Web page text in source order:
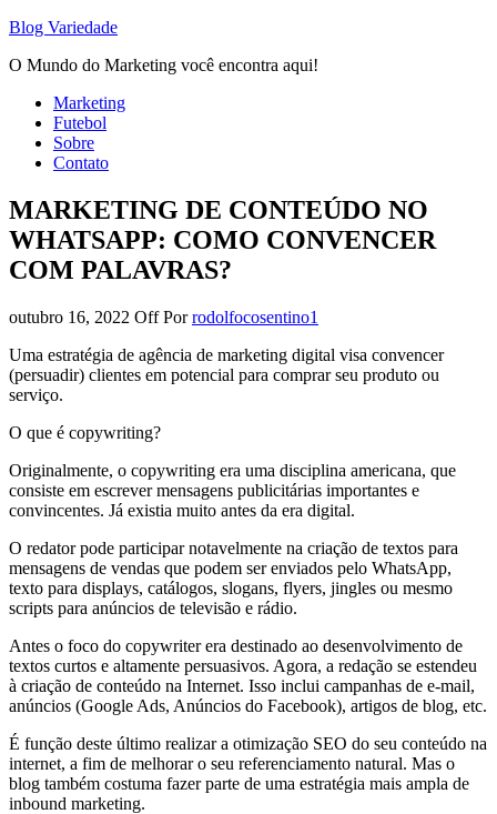
Blog Variedade
O Mundo do Marketing você encontra aqui!
Marketing
Futebol
Sobre
Contato
MARKETING DE CONTEÚDO NO
WHATSAPP: COMO CONVENCER
COM PALAVRAS?
outubro 16, 2022 OffPor rodolfocosentino1
Uma estratégia de agência de marketing digital visa convencer
(persuadir) clientes em potencial para comprar seu produto ou
serviço.
O que é copywriting?
Originalmente, o copywriting era uma disciplina americana, que
consiste em escrever mensagens publicitárias importantes e
convincentes. Já existia muito antes da era digital.
O redator pode participar notavelmente na criação de textos para
mensagens de vendas que podem ser enviados pelo WhatsApp,
texto para displays, catálogos, slogans, flyers, jingles ou mesmo
scripts para anúncios de televisão e rádio.
Antes o foco do copywriter era destinado ao desenvolvimento de
textos curtos e altamente persuasivos. Agora, a redação se estendeu
à criação de conteúdo na Internet. Isso inclui campanhas de e-mail,
anúncios (Google Ads, Anúncios do Facebook), artigos de blog, etc.
É função deste último realizar a otimização SEO do seu conteúdo na
internet, a fim de melhorar o seu referenciamento natural. Mas o
blog também costuma fazer parte de uma estratégia mais ampla de
inbound marketing.